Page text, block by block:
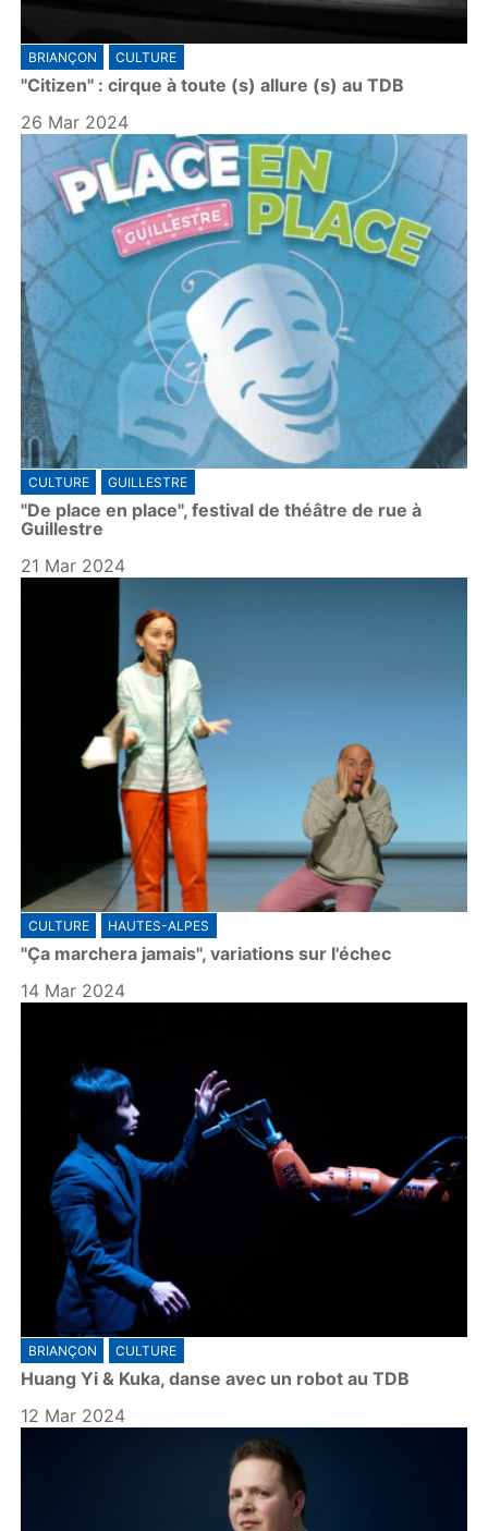
BRIANÇON CULTURE
"Citizen" : cirque à toute (s) allure (s) au TDB
26 Mar 2024
CULTURE GUILLESTRE
"De place en place", festival de théâtre de rue à
Guillestre
21 Mar 2024
CULTURE HAUTES-ALPES
"Ça marchera jamais", variations sur l'échec
14 Mar 2024
BRIANÇON CULTURE
Huang Yi & Kuka, danse avec un robot au TDB
12 Mar 2024